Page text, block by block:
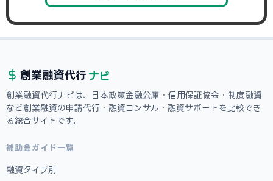
創業融資代行 ナビ
創業融資代行ナビは、日本政策金融公庫・信用保証協会・制度融資
など創業融資の申請代行・融資コンサル・融資サポートを比較でき
る総合サイトです。
補助金ガイド一覧
融資タイプ別